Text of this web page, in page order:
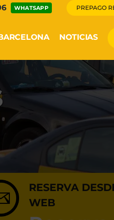
WHATSAPP PREPAGO
NOTICIAS
RESERVA
WEB